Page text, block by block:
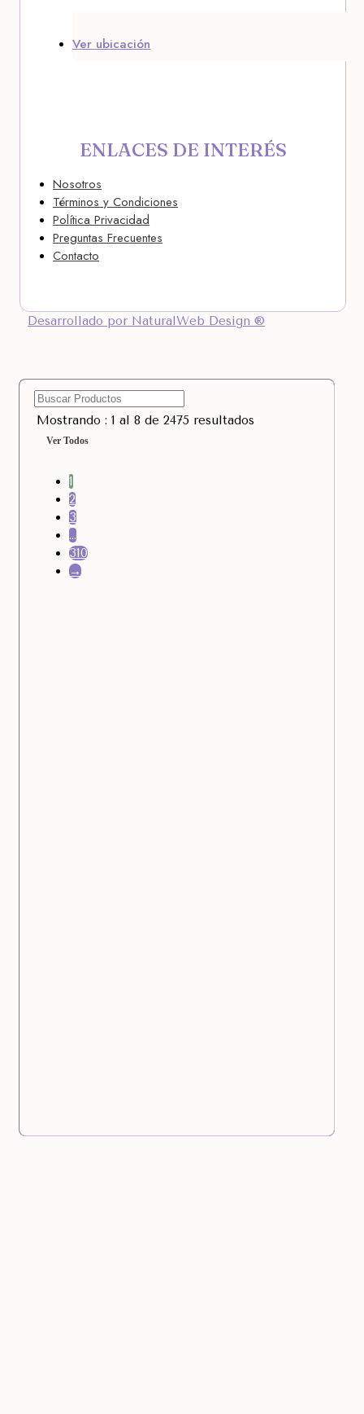
Ver ubicación
ENLACES DE INTERÉS
Nosotros
Términos y Condiciones
Política Privacidad
Preguntas Frecuentes
Contacto
Desarrollado por NaturalWeb Design ®
Mostrando : 1 al 8 de 2475 resultados
Ver Todos
1
2
3
…
310
→